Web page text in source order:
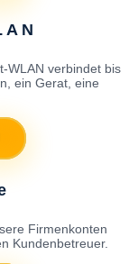
WLAN verbindet bis
ein Gerat, eine
Firmenkonten
Kundenbetreuer.